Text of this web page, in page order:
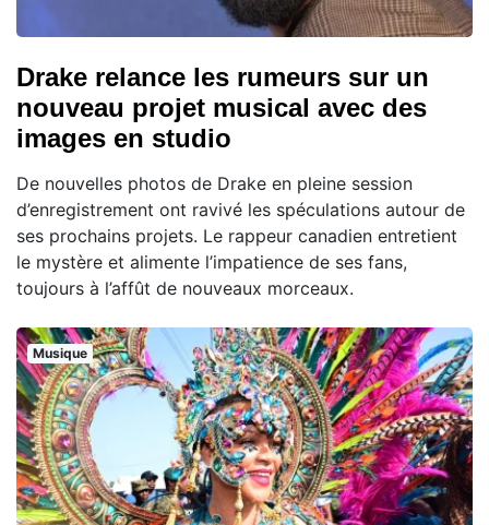
Drake relance les rumeurs sur un
nouveau projet musical avec des
images en studio
De nouvelles photos de Drake en pleine session
d’enregistrement ont ravivé les spéculations autour de
ses prochains projets. Le rappeur canadien entretient
le mystère et alimente l’impatience de ses fans,
toujours à l’affût de nouveaux morceaux.
Musique